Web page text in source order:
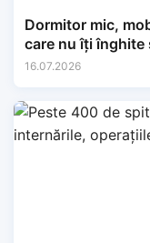
Dormitor mic,
care nu îți înghite
16.07.2026